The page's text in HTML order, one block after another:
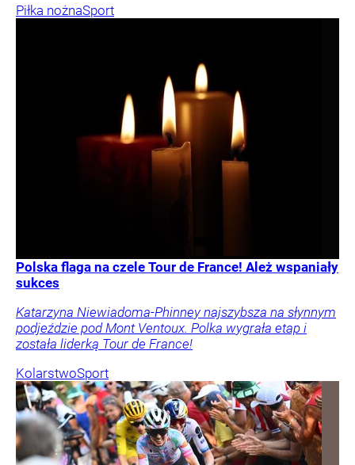
Piłka nożnaSport
Polska flaga na czele Tour de France! Ależ wspaniały
sukces
Katarzyna Niewiadoma-Phinney najszybsza na słynnym
podjeździe pod Mont Ventoux. Polka wygrała etap i
została liderką Tour de France!
KolarstwoSport